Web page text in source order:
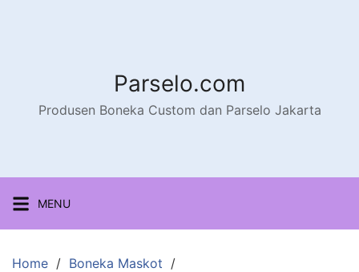
Parselo.com
Produsen Boneka Custom dan Parselo Jakarta
MENU
Home
Boneka Maskot